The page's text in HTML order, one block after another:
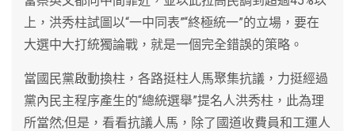
上，洪秀柱試圖以“一中同表”“終極統一”的立場，要在
大選中大打統獨論戰，就是一個完全錯誤的策略。
當國民黨啟動換柱，各路挺柱人馬聚集抗議，力挺經過
黨內民主程序產生的“總統選舉”提名人洪秀柱，此為理
所當然;但是，看看抗議人馬，除了國道收費員和工運人